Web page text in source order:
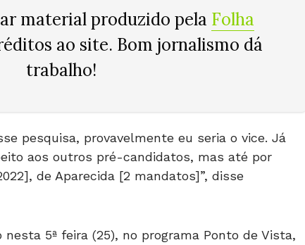
material produzido pela Folha
ao site. Bom jornalismo dá
trabalho!
pesquisa, provavelmente eu seria o vice. Já
aos outros pré-candidatos, mas até por
de Aparecida [2 mandatos]”, disse
5ª feira (25), no programa Ponto de Vista,